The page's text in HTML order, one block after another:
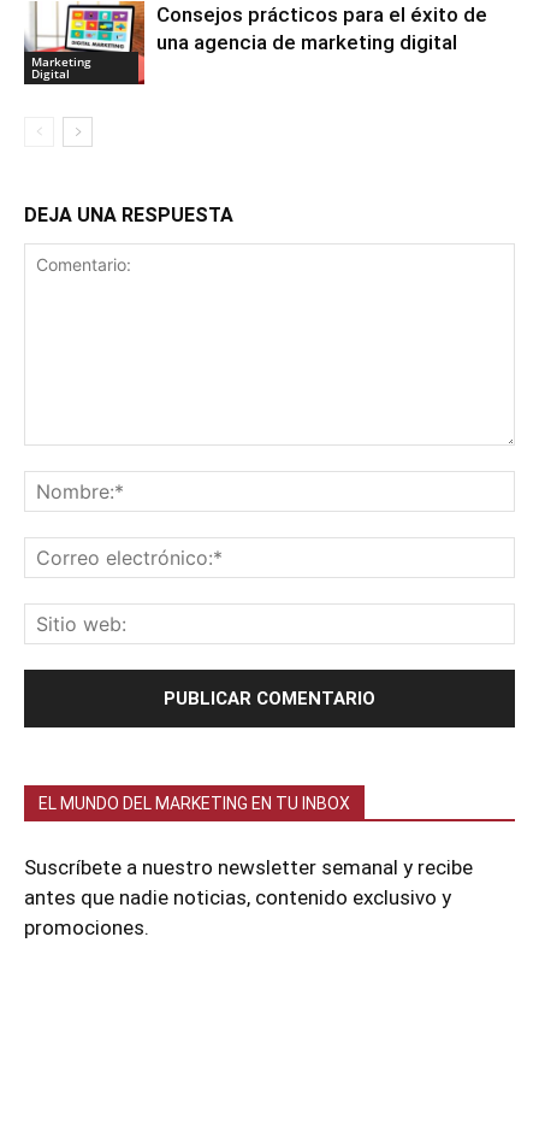
Marketing
Digital
Consejos prácticos para el éxito de
una agencia de marketing digital
DEJA UNA RESPUESTA
EL MUNDO DEL MARKETING EN TU INBOX
Suscríbete a nuestro newsletter semanal y recibe
antes que nadie noticias, contenido exclusivo y
promociones.